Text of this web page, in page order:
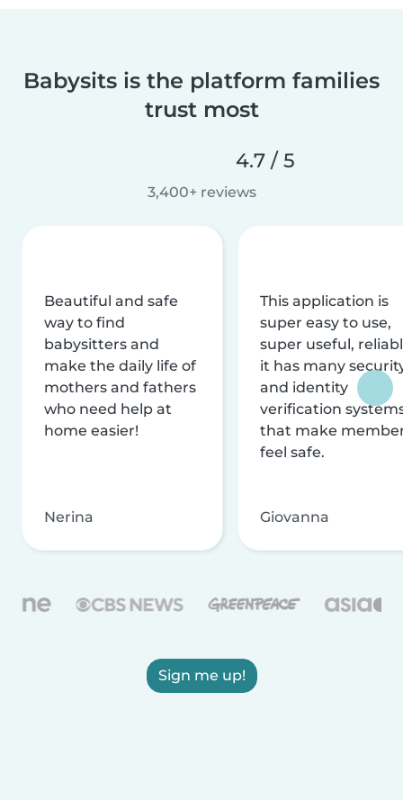
Babysits is the platform families
trust most
4.7 / 5
3,400+ reviews
Beautiful and safe
way to find
babysitters and
make the daily life of
mothers and fathers
who need help at
home easier!
Nerina
This application is
super easy to use,
super useful,
it has many
and identity
verification
that make
feel safe.
Giovanna
Sign me up!